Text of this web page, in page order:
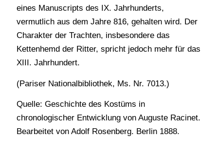
eines Manuscripts des IX. Jahrhunderts,
vermutlich aus dem Jahre 816, gehalten wird. Der
Charakter der Trachten, insbesondere das
Kettenhemd der Ritter, spricht jedoch mehr für das
XIII. Jahrhundert.
(Pariser Nationalbibliothek, Ms. Nr. 7013.)
Quelle: Geschichte des Kostüms in
chronologischer Entwicklung von Auguste Racinet.
Bearbeitet von Adolf Rosenberg. Berlin 1888.